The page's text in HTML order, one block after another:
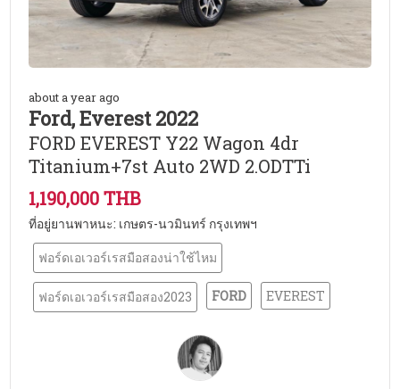
about a year ago
Ford, Everest 2022
FORD EVEREST Y22 Wagon 4dr
Titanium+7st Auto 2WD 2.ODTTi
1,190,000 THB
ที่อยู่ยานพาหนะ: เกษตร-นวมินทร์ กรุงเทพฯ
ฟอร์ดเอเวอร์เรสมือสองน่าใช้ไหม
ฟอร์ดเอเวอร์เรสมือสอง2023 FORD EVEREST